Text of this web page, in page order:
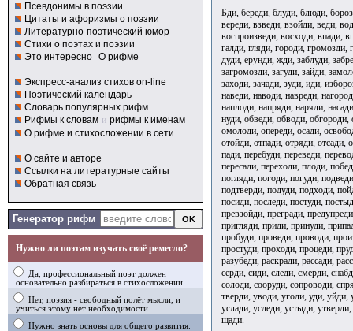
Псевдонимы в поэзии
Цитаты и афоризмы о поэзии
Литературно-поэтический юмор
Стихи о поэтах и поэзии
Это интересно О рифме
Экспресс-анализ стихов on-line
Поэтический календарь
Словарь популярных рифм
Рифмы к словам и рифмы к именам
О рифме и стихосложении в сети
О сайте и авторе
Ссылки на литературные сайты
Обратная связь
Генератор рифм
Нужно ли поэтам изучать своё ремесло?
Да, профессиональный поэт должен
основательно разбираться в стихосложении.
Нет, поэзия - свободный полёт мысли, и
учиться этому нет необходимости.
Нужно знать основы для общего развития.
Бди, береди, блуди, блюди,
вереди, взведи, взойди, веди,
воспроизведи, восходи, впади,
галди, гляди, городи, громозди,
дуди, ерунди, жди, заблуди,
загромозди, загуди, зайди,
заходи, зачади, зуди, иди,
наведи, наводи, навреди,
наплоди, напряди, наряди,
нуди, обведи, обводи,
омолоди, опереди, осади,
отойди, отпади, отряди, отсади,
пади, перебуди, переведи,
пересади, переходи, плоди,
погляди, погоди, погуди,
подтверди, подуди, подходи,
посиди, последи, постуди,
превзойди, прегради,
пригляди, приди, принуди,
пробуди, проведи, проводи,
простуди, проходи, процеди,
разубеди, раскради, рассади,
серди, сиди, следи, смерди,
солоди, сооруди, сопроводи,
тверди, уводи, угоди, уди, уйди,
услади, уследи, устыди,
щади.